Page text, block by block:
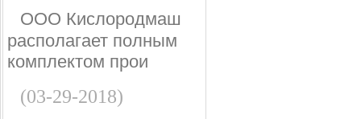
ООО Кислородмаш
располагает полным
комплектом прои
(03-29-2018)